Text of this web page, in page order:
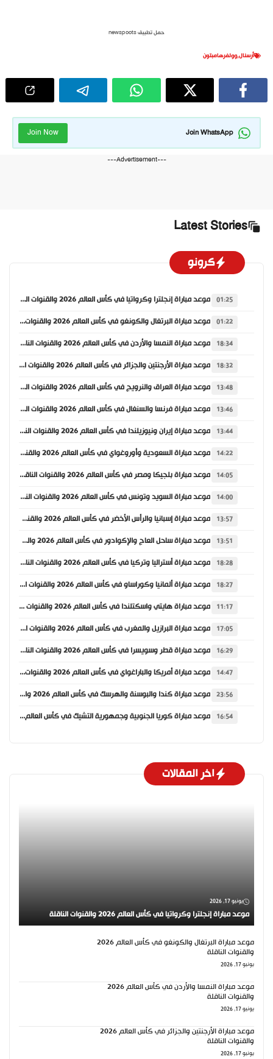
حمل تطبيق newspoots
أرسنال,وولفرهامبتون
Join WhatsApp
Join Now
---Advertisement---
Latest Stories
كرونو
01:25 موعد مباراة إنجلترا وكرواتيا في كأس العالم 2026 والقنوات الناقلة
01:22 موعد مباراة البرتغال والكونغو في كأس العالم 2026 والقنوات الناقلة
18:34 موعد مباراة النمسا والأردن في كأس العالم 2026 والقنوات الناقلة
18:32 موعد مباراة الأرجنتين والجزائر في كأس العالم 2026 والقنوات الناقلة
13:48 موعد مباراة العراق والنرويج في كأس العالم 2026 والقنوات الناقلة
13:46 موعد مباراة فرنسا والسنغال في كأس العالم 2026 والقنوات الناقلة
13:44 موعد مباراة إيران ونيوزيلندا في كأس العالم 2026 والقنوات الناقلة
14:22 موعد مباراة السعودية وأوروغواي في كأس العالم 2026 والقنوات الناقلة
14:05 موعد مباراة بلجيكا ومصر في كأس العالم 2026 والقنوات الناقلة
14:00 موعد مباراة السويد وتونس في كأس العالم 2026 والقنوات الناقلة
13:57 موعد مباراة إسبانيا والرأس الأخضر في كأس العالم 2026 والقنوات الناقلة
13:51 موعد مباراة ساحل العاج والإكوادور في كأس العالم 2026 والقنوات الناقلة
18:28 موعد مباراة أستراليا وتركيا في كأس العالم 2026 والقنوات الناقلة
18:27 موعد مباراة ألمانيا وكوراساو في كأس العالم 2026 والقنوات الناقلة
11:17 موعد مباراة هايتي واسكتلندا في كأس العالم 2026 والقنوات الناقلة
17:05 موعد مباراة البرازيل والمغرب في كأس العالم 2026 والقنوات الناقلة
16:29 موعد مباراة قطر وسويسرا في كأس العالم 2026 والقنوات الناقلة
14:47 موعد مباراة أمريكا والباراغواي في كأس العالم 2026 والقنوات الناقلة
23:56 موعد مباراة كندا والبوسنة والهرسك في كأس العالم 2026 والقنوات الناقلة
16:54 موعد مباراة كوريا الجنوبية وجمهورية التشيك في كأس العالم 2026 والقنوات الناقلة
اخر المقالات
يونيو 17, 2026
موعد مباراة إنجلترا وكرواتيا في كأس العالم 2026 والقنوات الناقلة
موعد مباراة البرتغال والكونغو في كأس العالم 2026
والقنوات الناقلة
يونيو 17, 2026
موعد مباراة النمسا والأردن في كأس العالم 2026
والقنوات الناقلة
يونيو 17, 2026
موعد مباراة الأرجنتين والجزائر في كأس العالم 2026
والقنوات الناقلة
يونيو 17, 2026